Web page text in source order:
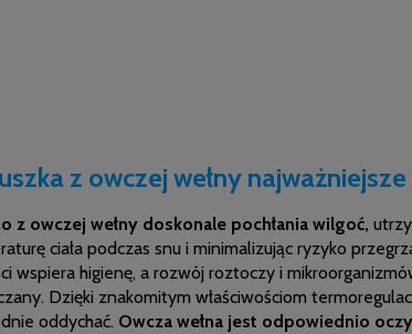
z owczej wełny
z owczej wełny doskonale pochłania wilgoć,
ciała podczas snu i minimalizując ryzyko
wspiera higienę, a rozwój roztoczy i
Dzięki znakomitym właściwościom
oddychać. Owcza wełna jest odpowiednio